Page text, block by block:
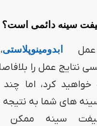
سینه دائمی است؟
عمل ابدومینوپلاستی
نتایج عمل را
کرد، اما
های شما به نتیجه
لیفت سینه ممکن